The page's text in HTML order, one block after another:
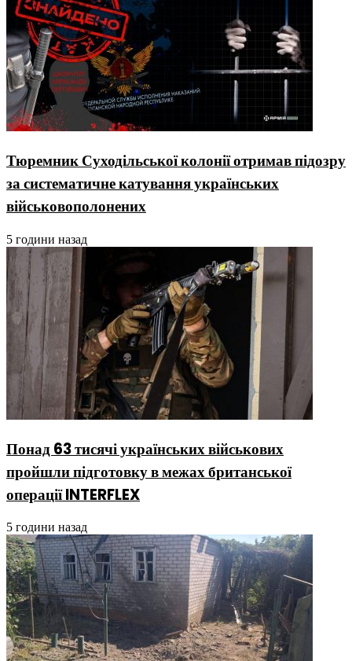
Тюремник Суходільської колонії отримав підозру
за систематичне катування українських
військовополонених
5 години назад
Понад 63 тисячі українських військових
пройшли підготовку в межах британської
операції INTERFLEX
5 години назад